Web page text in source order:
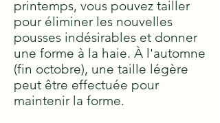
printemps, vous pouvez tailler
pour éliminer les nouvelles
pousses indésirables et donner
une forme à la haie. À l'automne
(fin octobre), une taille légère
peut être effectuée pour
maintenir la forme.